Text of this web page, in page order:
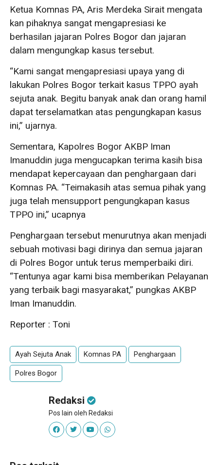
Ketua Komnas PA, Aris Merdeka Sirait mengata
kan pihaknya sangat mengapresiasi ke
berhasilan jajaran Polres Bogor dan jajaran
dalam mengungkap kasus tersebut.
“Kami sangat mengapresiasi upaya yang di
lakukan Polres Bogor terkait kasus TPPO ayah
sejuta anak. Begitu banyak anak dan orang hamil
dapat terselamatkan atas pengungkapan kasus
ini,” ujarnya.
Sementara, Kapolres Bogor AKBP Iman
Imanuddin juga mengucapkan terima kasih bisa
mendapat kepercayaan dan penghargaan dari
Komnas PA. “Teimakasih atas semua pihak yang
juga telah mensupport pengungkapan kasus
TPPO ini,” ucapnya
Penghargaan tersebut menurutnya akan menjadi
sebuah motivasi bagi dirinya dan semua jajaran
di Polres Bogor untuk terus memperbaiki diri.
“Tentunya agar kami bisa memberikan Pelayanan
yang terbaik bagi masyarakat,” pungkas AKBP
Iman Imanuddin.
Reporter : Toni
Ayah Sejuta Anak Komnas PA Penghargaan
Polres Bogor
Redaksi
Pos lain oleh Redaksi